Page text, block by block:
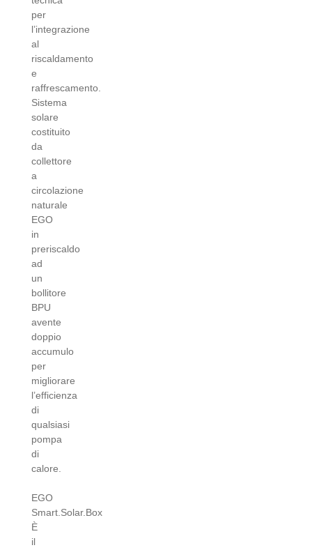
per
l’integrazione
al
riscaldamento
e
raffrescamento.
Sistema
solare
costituito
da
collettore
a
circolazione
naturale
EGO
in
preriscaldo
ad
un
bollitore
BPU
avente
doppio
accumulo
per
migliorare
l’efficienza
di
qualsiasi
pompa
di
calore.
EGO
Smart.Solar.Box
È
il